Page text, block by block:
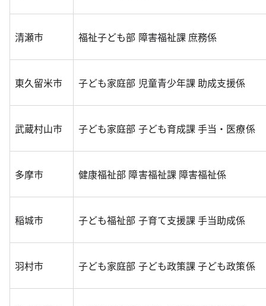
清瀬市 福祉子ども部 障害福祉課 庶務係
東久留米市 子ども家庭部 児童青少年課 助成支援係
武蔵村山市 子ども家庭部 子ども育成課 手当・医療係
多摩市 健康福祉部 障害福祉課 障害福祉係
稲城市 子ども福祉部 子育て支援課 手当助成係
羽村市 子ども家庭部 子ども政策課 子ども政策係